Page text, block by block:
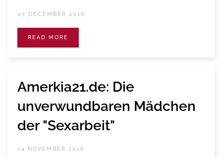
07 DECEMBER 2016
READ MORE
Amerkia21.de: Die
unverwundbaren Mädchen
der "Sexarbeit"
24 NOVEMBER 2016